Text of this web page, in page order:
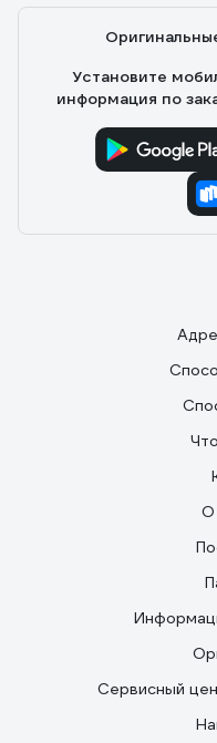
Установите
информация по
О
Сервисный